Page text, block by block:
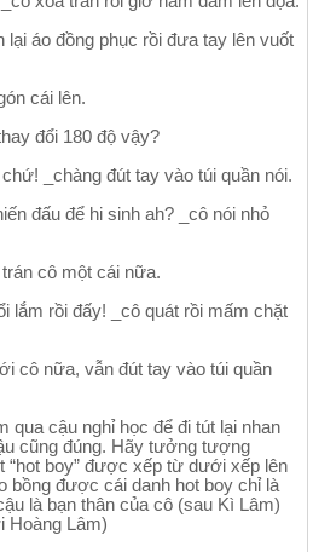
lại áo đồng phục rồi đưa tay lên vuốt
cái lên.
đổi 180 độ vậy?
_chàng đút tay vào túi quần nói.
đấu để hi sinh ah? _cô nói nhỏ
cô một cái nữa.
lắm rồi đấy! _cô quát rồi mấm chặt
cô nữa, vẫn đút tay vào túi quần
qua cậu nghỉ học để đi tút lại nhan
cũng đúng. Hãy tưởng tượng
“hot boy” được xếp từ dưới xếp lên
bồng được cái danh hot boy chỉ là
là bạn thân của cô (sau Kì Lâm)
Hoàng Lâm)